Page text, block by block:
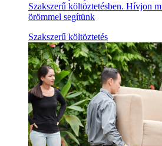
Szakszerű költöztetésben. Hívjon
örömmel segítünk
Szakszerű költöztetés